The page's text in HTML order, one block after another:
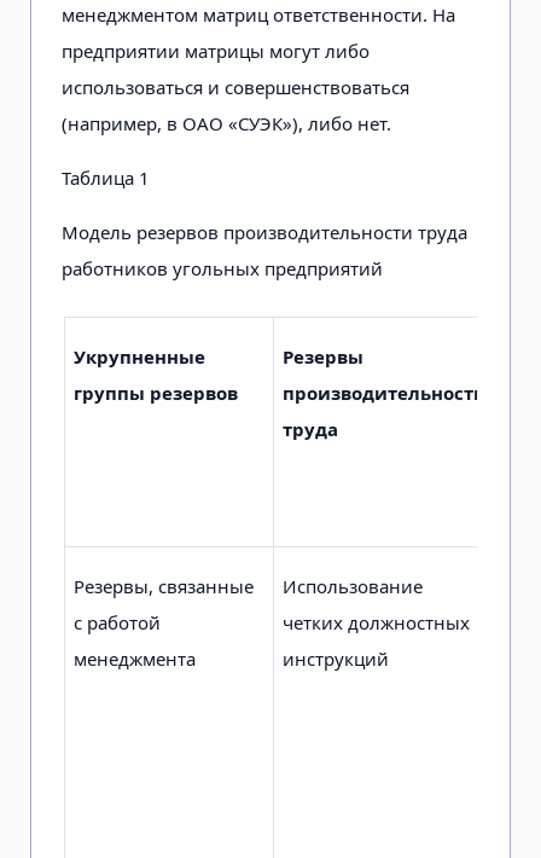
менеджментом матриц ответственности. На
предприятии матрицы могут либо
использоваться и совершенствоваться
(например, в ОАО «СУЭК»), либо нет.
Таблица 1
Модель резервов производительности труда
работников угольных предприятий
Укрупненные
группы резервов
Резервы
производительности
труда
Резервы, связанные
с работой
менеджмента
Использование
четких должностных
инструкций